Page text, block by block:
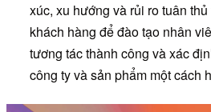
xúc, xu hướng và rủi ro tuân
khách hàng để đào tạo nhân
tương tác thành công và xác
công ty và sản phẩm một cách